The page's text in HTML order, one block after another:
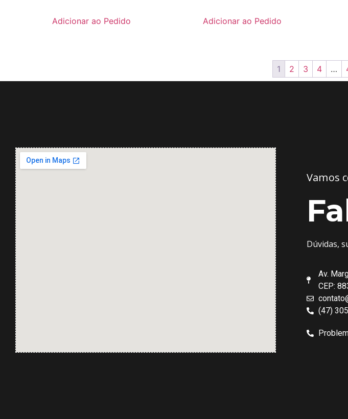
Adicionar ao Pedido Adicionar ao Pedido
1 2 3 4 …
Vamos
Dúvidas,
Av.
CEP:
(47)